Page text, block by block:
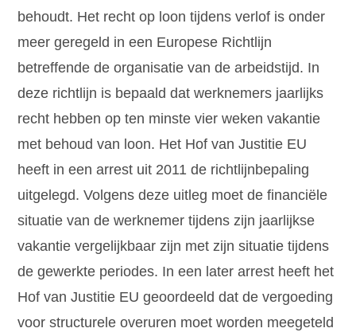
behoudt. Het recht op loon tijdens verlof is onder
meer geregeld in een Europese Richtlijn
betreffende de organisatie van de arbeidstijd. In
deze richtlijn is bepaald dat werknemers jaarlijks
recht hebben op ten minste vier weken vakantie
met behoud van loon. Het Hof van Justitie EU
heeft in een arrest uit 2011 de richtlijnbepaling
uitgelegd. Volgens deze uitleg moet de financiële
situatie van de werknemer tijdens zijn jaarlijkse
vakantie vergelijkbaar zijn met zijn situatie tijdens
de gewerkte periodes. In een later arrest heeft het
Hof van Justitie EU geoordeeld dat de vergoeding
voor structurele overuren moet worden meegeteld